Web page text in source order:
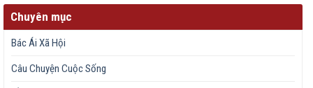
Chuyên mục
Bác Ái Xã Hội
Câu Chuyện Cuộc Sống